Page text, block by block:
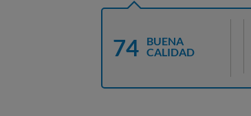
74
BUENA
CALIDAD